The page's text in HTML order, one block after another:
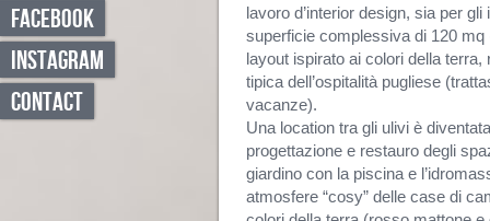
FACEBOOK
INSTAGRAM
CONTACT
lavoro d’interior design, sia per
superficie complessiva di 120
layout ispirato ai colori della terra,
tipica dell’ospitalità pugliese
vacanze).
Una location tra gli ulivi è
progettazione e restauro degli
giardino con la piscina e
atmosfere “cosy” delle case di